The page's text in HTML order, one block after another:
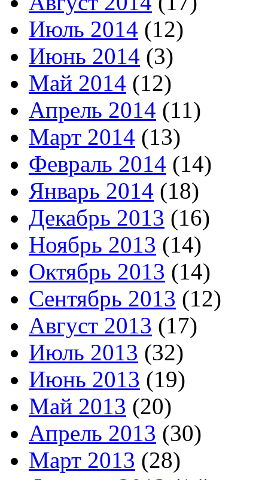
Июль 2014 (12)
Июнь 2014 (3)
Май 2014 (12)
Апрель 2014 (11)
Март 2014 (13)
Февраль 2014 (14)
Январь 2014 (18)
Декабрь 2013 (16)
Ноябрь 2013 (14)
Октябрь 2013 (14)
Сентябрь 2013 (12)
Август 2013 (17)
Июль 2013 (32)
Июнь 2013 (19)
Май 2013 (20)
Апрель 2013 (30)
Март 2013 (28)